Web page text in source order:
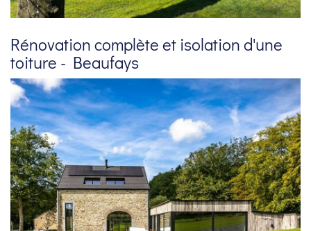
Rénovation complète et isolation d'une
toiture - Beaufays